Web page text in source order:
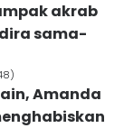
akrab
sama-
Amanda